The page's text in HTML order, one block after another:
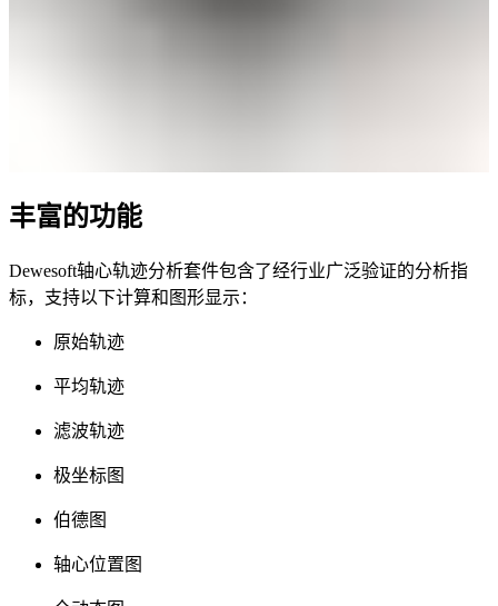
丰富的功能
Dewesoft轴心轨迹分析套件包含了经行业广泛验证的分析指
标，支持以下计算和图形显示：
原始轨迹
平均轨迹
滤波轨迹
极坐标图
伯德图
轴心位置图